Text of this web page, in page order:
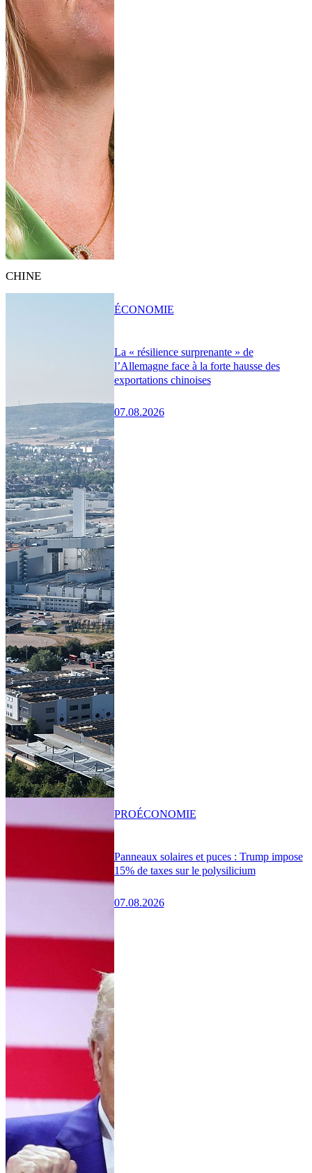
CHINE
La « résilience surprenante » de
l’Allemagne face à la forte hausse des
exportations chinoises
07.08.2026
ÉCONOMIE
Panneaux solaires et puces : Trump impose
15% de taxes sur le polysilicium
07.08.2026
PROÉCONOMIE